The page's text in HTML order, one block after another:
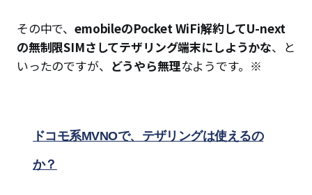
その中で、emobileのPocket WiFi解約してU-next
の無制限SIMさしてテザリング端末にしようかな、と
いったのですが、 どうやら無理なようです。※
ドコモ系MVNOで、テザリングは使えるの
か？